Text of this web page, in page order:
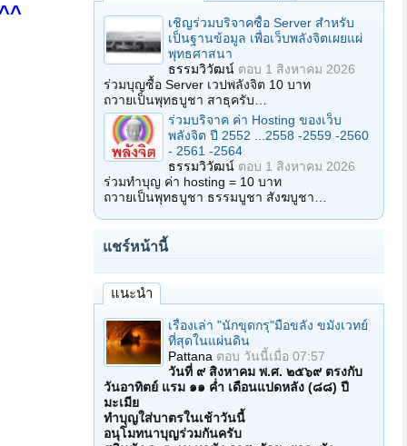
เชิญร่วมบริจาคซื้อ Server สำหรับ
เป็นฐานข้อมูล เพื่อเว็บพลังจิตเผยแผ่
พุทธศาสนา
ธรรมวิวัฒน์ ตอบ 1 สิงหาคม 2026
ร่วมบุญซื้อ Server เวปพลังจิต 10 บาท
ถวายเป็นพุทธบูชา สาธุครับ…
ร่วมบริจาค ค่า Hosting ของเว็บ
พลังจิต ปี 2552 ...2558 -2559 -2560
- 2561 -2564
ธรรมวิวัฒน์ ตอบ 1 สิงหาคม 2026
ร่วมทำบุญ ค่า hosting = 10 บาท
ถวายเป็นพุทธบูชา ธรรมบูชา สังฆบูชา…
แชร์หน้านี้
แนะนำ
เรื่องเล่า "นักขุดกรุ"มือขลัง ขมังเวทย์
ที่สุดในแผ่นดิน
Pattana ตอบ วันนี้เมื่อ 07:57
วันที่ ๙ สิงหาคม พ.ศ. ๒๕๖๙ ตรงกับ
วันอาทิตย์ แรม ๑๑ ค่ำ เดือนแปดหลัง (๘๘) ปี
มะเมีย
ทำบุญใส่บาตรในเช้าวันนี้
อนุโมทนาบุญร่วมกันครับ